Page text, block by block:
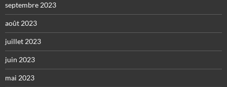
septembre 2023
août 2023
juillet 2023
juin 2023
mai 2023